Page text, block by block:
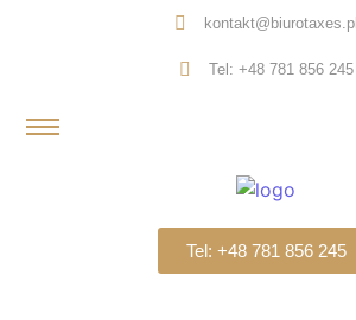
kontakt@biurotaxes.pl
Tel: +48 781 856 245
Tel: +48 781 856 245